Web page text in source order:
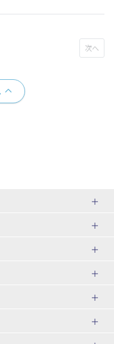
バーサル・スタジオ・ジャパ